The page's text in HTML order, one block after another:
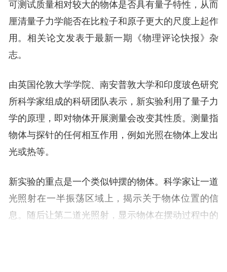
可测试质量相对较大的物体是否具有量子特性，从而
厘清量子力学能否在比粒子和原子更大的尺度上起作
用。相关论文发表于最新一期《物理评论快报》杂
志。
由英国伦敦大学学院、南安普敦大学和印度玻色研究
所科学家组成的科研团队表示，新实验利用了量子力
学的原理，即对物体开展测量会改变其性质。测量指
物体与探针的任何相互作用，例如光照在物体上发出
光或热等。
新实验的重点是一个类似钟摆的物体。科学家让一道
光照射在一半振荡区域上，揭示关于物体位置的信
息。随后让第二道光照射，显示物体在摆动过程中的